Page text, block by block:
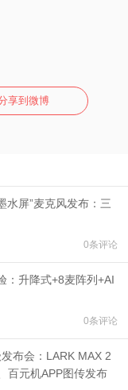
享到微博
水屏”麦克风发布：三
0条评论
：升降式+8麦阵列+AI
0条评论
布会：LARK MAX 2
百元机APP图传发布